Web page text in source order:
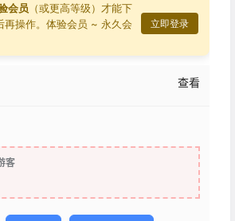
会员 （或更高等级）才能下
操作。 体验会员 ~ 永久会
立即登录
查看
客